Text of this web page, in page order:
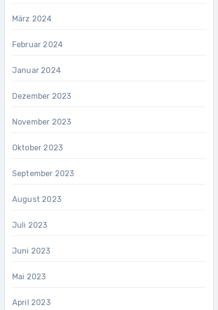
März 2024
Februar 2024
Januar 2024
Dezember 2023
November 2023
Oktober 2023
September 2023
August 2023
Juli 2023
Juni 2023
Mai 2023
April 2023